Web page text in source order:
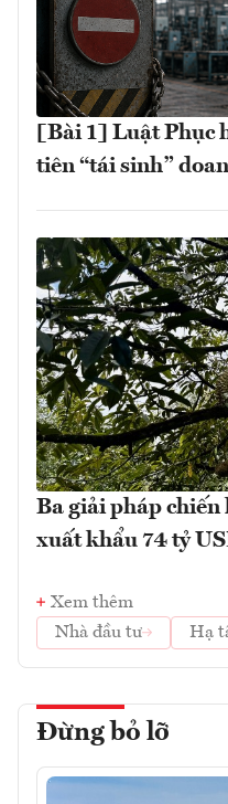
[Bài 1] Luật Phục
tiên “tái sinh”
Ba giải pháp chiến
xuất khẩu 74 tỷ
Xem thêm
Nhà đầu tư
Hạ
Đừng bỏ lỡ